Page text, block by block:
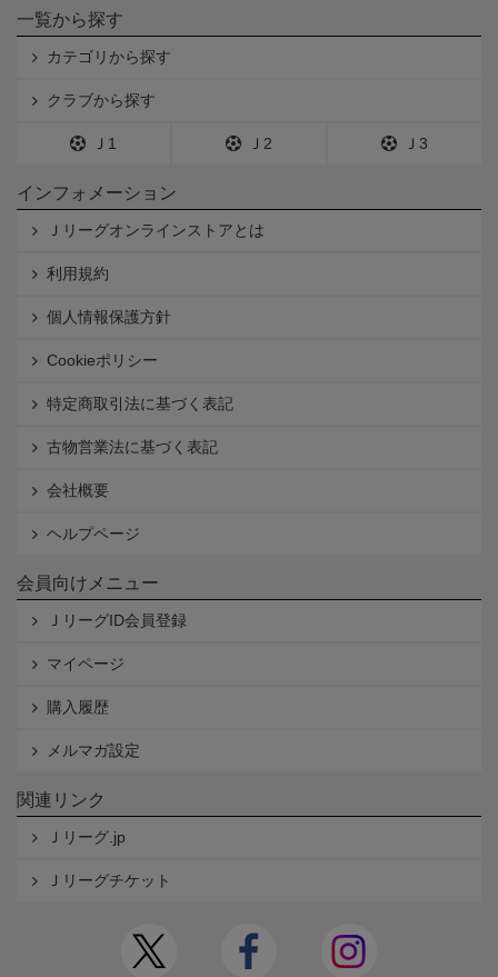
一覧から探す
カテゴリから探す
クラブから探す
Ｊ1 Ｊ2 Ｊ3
インフォメーション
Ｊリーグオンラインストアとは
利用規約
個人情報保護方針
Cookieポリシー
特定商取引法に基づく表記
古物営業法に基づく表記
会社概要
ヘルプページ
会員向けメニュー
ＪリーグID会員登録
マイページ
購入履歴
メルマガ設定
関連リンク
Ｊリーグ.jp
Ｊリーグチケット